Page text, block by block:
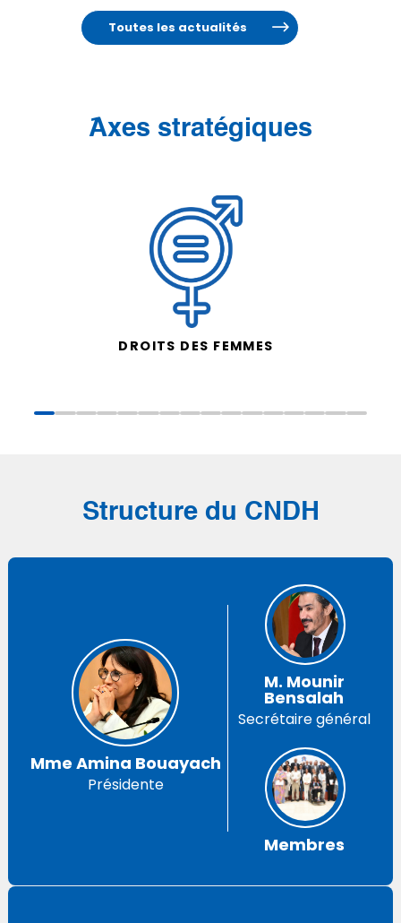
Toutes les actualités
َAxes stratégiques
DROITS DES FEMMES
Structure du CNDH
Mme Amina Bouayach
Présidente
M. Mounir
Bensalah
Secrétaire général
Membres